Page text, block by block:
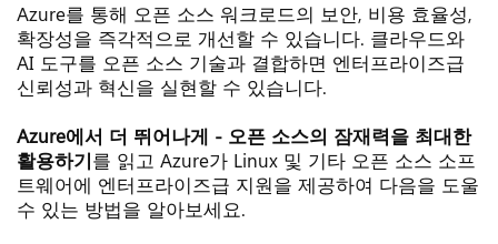
Azure를 통해 오픈 소스 워크로드의 보안, 비용 효율성,
확장성을 즉각적으로 개선할 수 있습니다. 클라우드와
AI 도구를 오픈 소스 기술과 결합하면 엔터프라이즈급
신뢰성과 혁신을 실현할 수 있습니다.
Azure에서 더 뛰어나게 - 오픈 소스의 잠재력을 최대한
활용하기를 읽고 Azure가 Linux 및 기타 오픈 소스 소프
트웨어에 엔터프라이즈급 지원을 제공하여 다음을 도울
수 있는 방법을 알아보세요.